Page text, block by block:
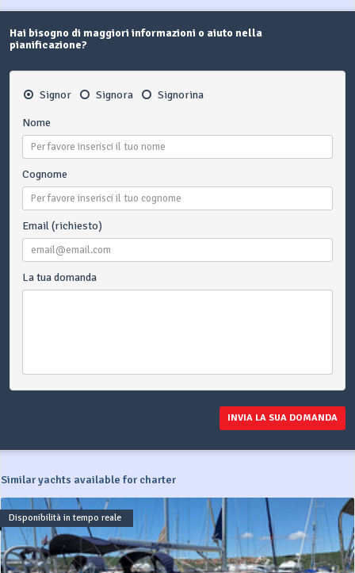
Hai bisogno di maggiori informazioni o aiuto nella
pianificazione?
Signor Signora Signorina
Nome
Cognome
Email (richiesto)
La tua domanda
INVIA LA SUA DOMANDA
Similar yachts available for charter
Disponibilità in tempo reale